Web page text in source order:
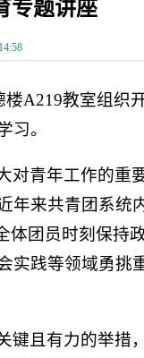
专题讲座
A219教室组织
习。
青年工作的重
来共青团系统
团员时刻保持
践等领域勇挑
且有力的举措